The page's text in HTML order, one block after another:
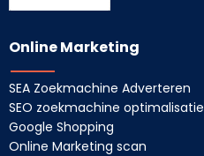
Online Marketing
SEA Zoekmachine Adverteren
SEO zoekmachine optimalisatie
Google Shopping
Online Marketing scan